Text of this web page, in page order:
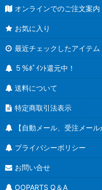
オンラインでのご注文案内
お気に入り
最近チェックしたアイテム
５％ﾎﾟｲﾝﾄ還元中！
送料について
特定商取引法表示
【自動メール、受注メー
プライバシーポリシー
お問い合せ
OOPARTS Q＆A